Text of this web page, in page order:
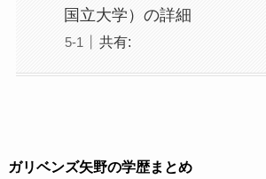
国立大学）の詳細
共有:
ガリベンズ矢野の学歴まとめ